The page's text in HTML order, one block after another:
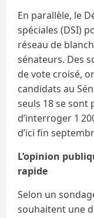
En parallèle, le
spéciales (DSI)
réseau de
sénateurs. Des
de vote croisé,
candidats au
seuls 18 se sont
d’interroger 1
d’ici fin
L’opinion
rapide
Selon un
souhaitent une